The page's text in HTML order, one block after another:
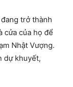
trở thành
cửa của họ để
Nhật Vượng.
dự khuyết,